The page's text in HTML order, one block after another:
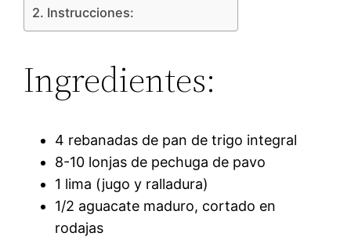
Instrucciones:
Ingredientes:
4 rebanadas de pan de trigo integral
8-10 lonjas de pechuga de pavo
1 lima (jugo y ralladura)
1/2 aguacate maduro, cortado en
rodajas